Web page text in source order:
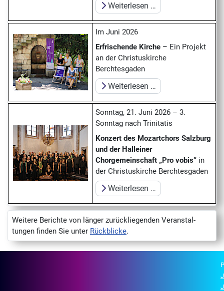
Weiterlesen …
Im Juni 2026
Erfrischende Kirche – Ein Projekt
an der Christuskirche
Berchtesgaden
Weiterlesen …
Sonntag, 21. Juni 2026 – 3.
Sonntag nach Trinitatis
Konzert des Mozartchors Salzburg
und der Halleiner
Chorgemeinschaft „Pro vobis“ in
der Christuskirche Berchtesgaden
Weiterlesen …
Weitere Berichte von länger zurück­liegenden Veranstal­
tungen finden Sie unter Rückblicke.